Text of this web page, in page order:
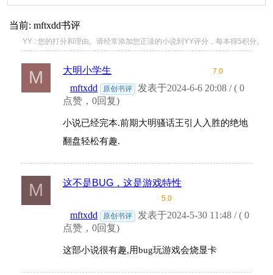
当前: mftxdd书评
YY : 您的打分和理由。请经常添加您正读的小说到YY评分，每本得5积分。
M 大明小学生 7.0
mftxdd 原创书评
发表于2024-6-6 20:08 / ( 0
点赞，0回复)
小说已经完本.前期大明骚话王引人入胜的绝地
翻盘轻松有趣.
M 这不是BUG，这是游戏特性
5.0
mftxdd 原创书评
发表于2024-5-30 11:48 / ( 0
点赞，0回复)
这部小说很有趣,用bug玩游戏会烧显卡